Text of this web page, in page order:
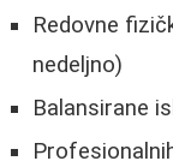
Redovne
nedeljno)
Balansirane